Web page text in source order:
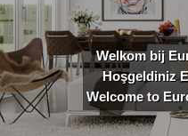
Welkom bij
Hoşgeldiniz
Welcome to